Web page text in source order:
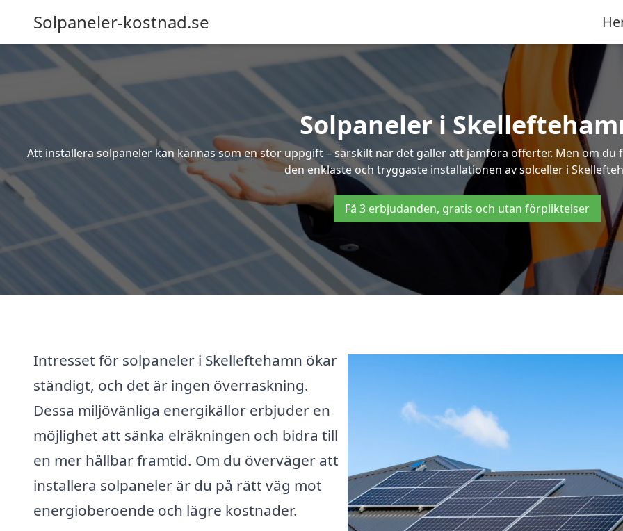
Solpaneler-kostnad.se
Solpaneler i
Att installera solpaneler kan kännas som en stor uppgift – särskilt när det gäller att jämföra offerter. Men om
den enklaste och tryggaste installationen av solceller i
Få 3 erbjudanden, gratis och utan förpliktelser
Intresset för solpaneler i Skelleftehamn ökar
ständigt, och det är ingen överraskning.
Dessa miljövänliga energikällor erbjuder en
möjlighet att sänka elräkningen och bidra till
en mer hållbar framtid. Om du överväger att
installera solpaneler är du på rätt väg mot
energioberoende och lägre kostnader.